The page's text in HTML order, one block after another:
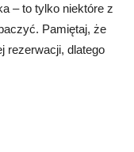
– to tylko niektóre z
Pamiętaj, że
rezerwacji, dlatego